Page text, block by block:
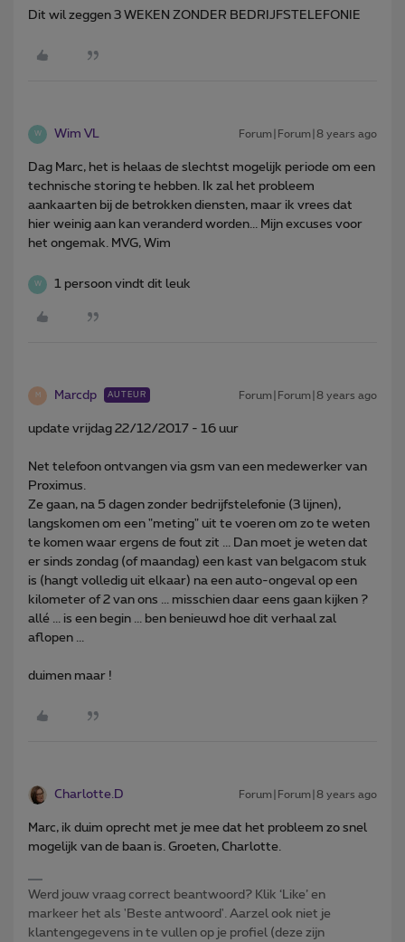
Dit wil zeggen 3 WEKEN ZONDER BEDRIJFSTELEFONIE
W Wim VL Forum|Forum|8 years ago
Dag Marc, het is helaas de slechtst mogelijk periode om een
technische storing te hebben. Ik zal het probleem
aankaarten bij de betrokken diensten, maar ik vrees dat
hier weinig aan kan veranderd worden... Mijn excuses voor
het ongemak. MVG, Wim
W 1 persoon vindt dit leuk
M Marcdp AUTEUR Forum|Forum|8 years ago
update vrijdag 22/12/2017 - 16 uur
Net telefoon ontvangen via gsm van een medewerker van
Proximus.
Ze gaan, na 5 dagen zonder bedrijfstelefonie (3 lijnen),
langskomen om een "meting" uit te voeren om zo te weten
te komen waar ergens de fout zit ... Dan moet je weten dat
er sinds zondag (of maandag) een kast van belgacom stuk
is (hangt volledig uit elkaar) na een auto-ongeval op een
kilometer of 2 van ons ... misschien daar eens gaan kijken ?
allé ... is een begin ... ben benieuwd hoe dit verhaal zal
aflopen ...
duimen maar !
Charlotte.D Forum|Forum|8 years ago
Marc, ik duim oprecht met je mee dat het probleem zo snel
mogelijk van de baan is. Groeten, Charlotte.
Werd jouw vraag correct beantwoord? Klik ‘Like’ en
markeer het als 'Beste antwoord'. Aarzel ook niet je
klantengegevens in te vullen op je profiel (deze zijn